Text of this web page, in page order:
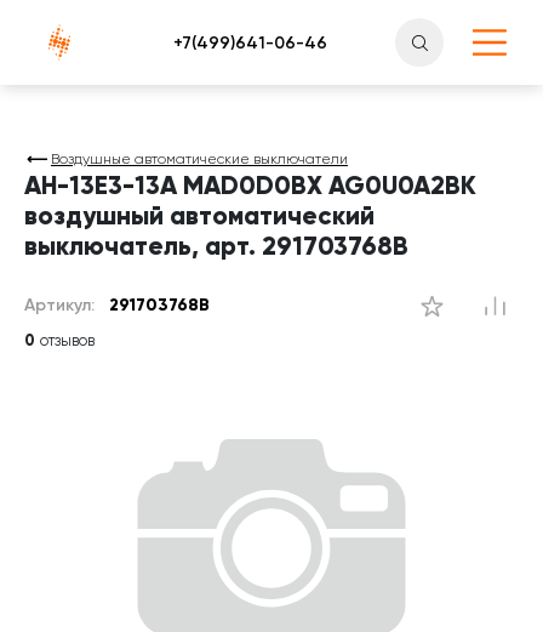
Атлантснаб
Воздушные автоматические выключатели
AH-13E3-13A MAD0D0BX AG0U0A2BK
воздушный автоматический
выключатель, арт. 291703768B
Артикул: 291703768B